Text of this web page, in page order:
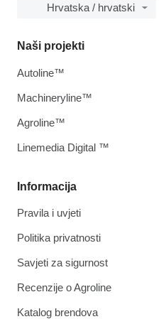
Hrvatska / hrvatski
Informacija
Pravila i uvjeti
Politika privatnosti
Savjeti za sigurnost
Recenzije o Agroline
Katalog brendova
Naši projekti
Autoline™
Machineryline™
Agroline™
Linemedia Digital ™